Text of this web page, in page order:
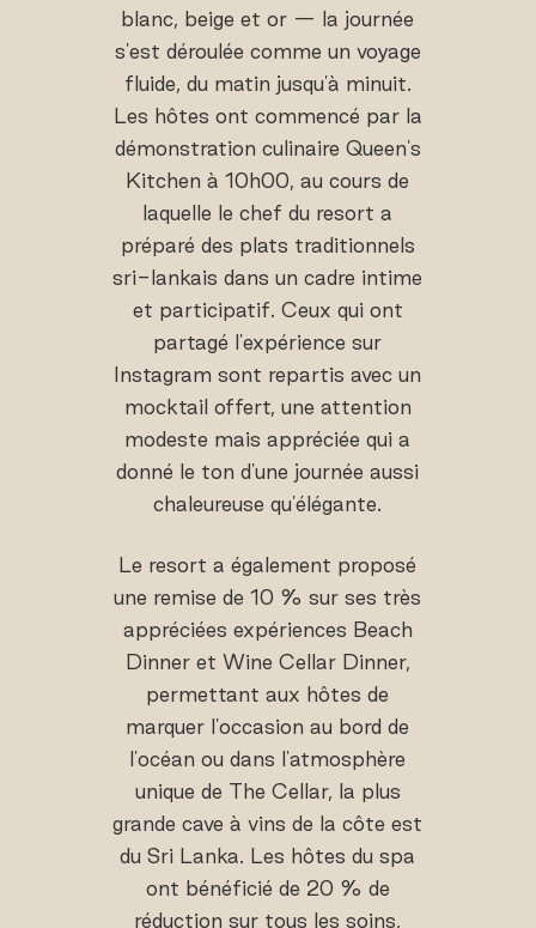
blanc, beige et or — la journée
s'est déroulée comme un voyage
fluide, du matin jusqu'à minuit.
Les hôtes ont commencé par la
démonstration culinaire Queen's
Kitchen à 10h00, au cours de
laquelle le chef du resort a
préparé des plats traditionnels
sri-lankais dans un cadre intime
et participatif. Ceux qui ont
partagé l'expérience sur
Instagram sont repartis avec un
mocktail offert, une attention
modeste mais appréciée qui a
donné le ton d'une journée aussi
chaleureuse qu'élégante.
Le resort a également proposé
une remise de 10 % sur ses très
appréciées expériences Beach
Dinner et Wine Cellar Dinner,
permettant aux hôtes de
marquer l'occasion au bord de
l'océan ou dans l'atmosphère
unique de The Cellar, la plus
grande cave à vins de la côte est
du Sri Lanka. Les hôtes du spa
ont bénéficié de 20 % de
réduction sur tous les soins,